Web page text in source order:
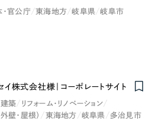
・官公庁 東海地方 岐阜県 岐阜市
イ株式会社様｜コーポレートサイト
建築
リフォーム・リノベーション
壁・屋根）
東海地方 岐阜県 多治見市